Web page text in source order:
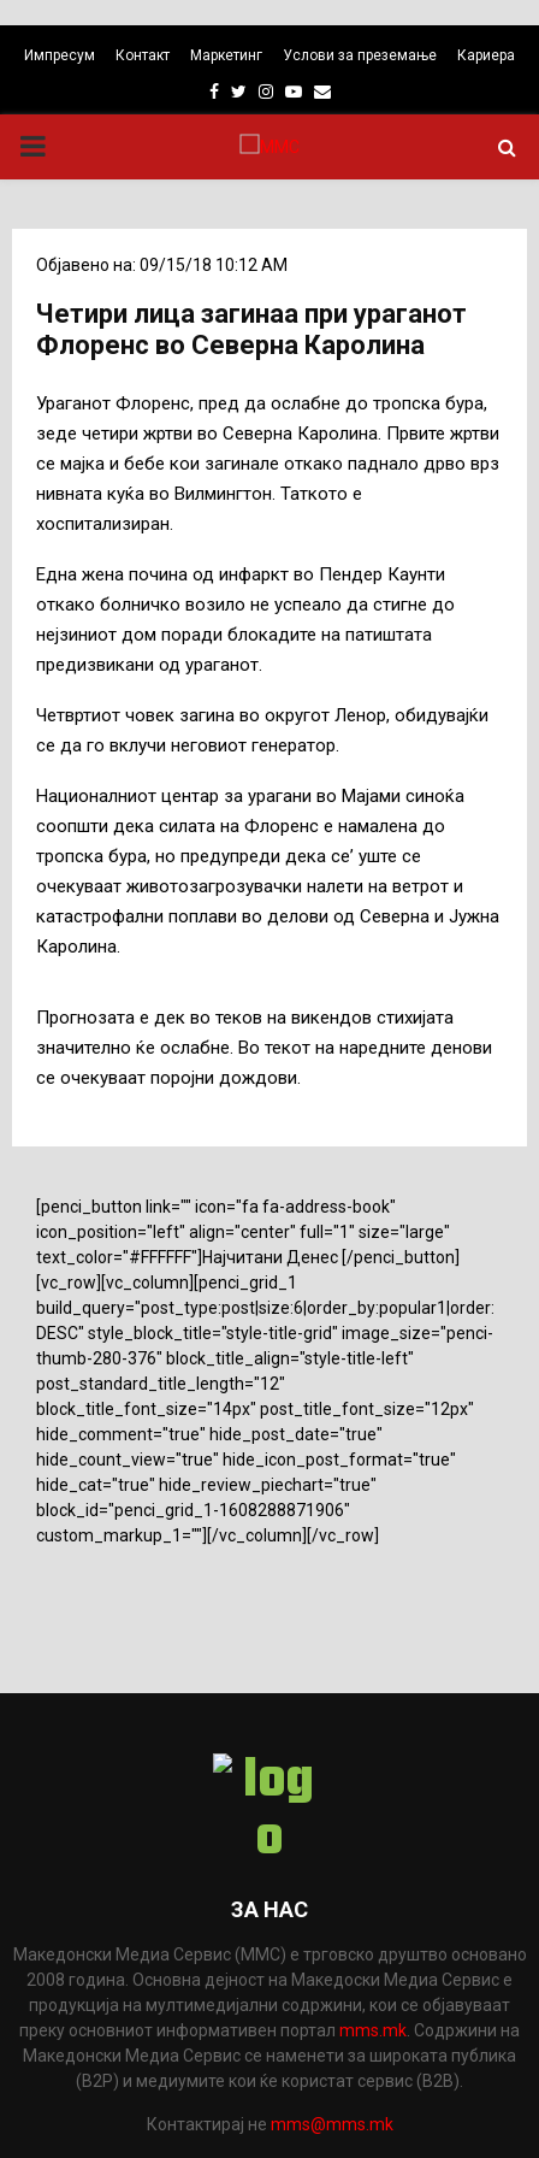
Импресум Контакт Маркетинг Услови за преземање Кариера
Facebook
TwitterInstagram
Youtube
Email
PRIMARY
Објавено на: 09/15/18 10:12 AM
Четири лица загинаа при ураганот
Флоренс во Северна Каролина
Ураганот Флоренс, пред да ослабне до тропска бура,
зеде четири жртви во Северна Каролина. Првите жртви
се мајка и бебе кои загинале откако паднало дрво врз
нивната куќа во Вилмингтон. Таткото е
хоспитализиран.
Една жена почина од инфаркт во Пендер Каунти
откако болничко возило не успеало да стигне до
нејзиниот дом поради блокадите на патиштата
предизвикани од ураганот.
Четвртиот човек загина во округот Ленор, обидувајќи
се да го вклучи неговиот генератор.
Националниот центар за урагани во Мајами синоќа
соопшти дека силата на Флоренс е намалена до
тропска бура, но предупреди дека се’ уште се
очекуваат животозагрозувачки налети на ветрот и
катастрофални поплави во делови од Северна и Јужна
Каролина.
Прогнозата е дек во теков на викендов стихијата
значително ќе ослабне. Во текот на наредните денови
се очекуваат поројни дождови.
[penci_button link="" icon="fa fa-address-book"
icon_position="left" align="center" full="1" size="large"
text_color="#FFFFFF"]Најчитани Денес [/penci_button]
[vc_row][vc_column][penci_grid_1
build_query="post_type:post|size:6|order_by:popular1|order:
DESC" style_block_title="style-title-grid" image_size="penci-
thumb-280-376" block_title_align="style-title-left"
post_standard_title_length="12"
block_title_font_size="14px" post_title_font_size="12px"
hide_comment="true" hide_post_date="true"
hide_count_view="true" hide_icon_post_format="true"
hide_cat="true" hide_review_piechart="true"
block_id="penci_grid_1-1608288871906"
custom_markup_1=""][/vc_column][/vc_row]
ЗА НАС
Македонски Медиа Сервис (ММС) е трговско друштво основано
2008 година. Основна дејност на Македоски Медиа Сервис е
продукција на мултимедијални содржини, кои се објавуваат
преку основниот информативен портал mms.mk . Содржини на
Македонски Медиа Сервис се наменети за широката публика
(B2P) и медиумите кои ќе користат сервис (B2B).
Контактирај не mms@mms.mk